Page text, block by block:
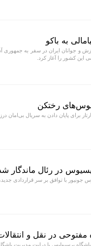
به باکو
و جوانان ایران در سفر به جمهوری
کشور را آغاز کرد.
رختکن
برای پایان دادن به سریال بی‌امان
در رئال ماندگار
جونیور با توافق بر سر قراردادی جدید،
در نقل و
پرسپولیس با درایت مدیریت